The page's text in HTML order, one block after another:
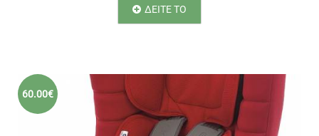
ΔΕΙΤΕ ΤΟ
60.00€